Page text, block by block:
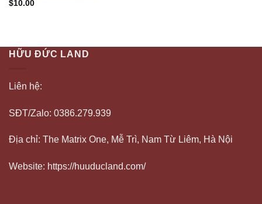
$10.00
HỮU ĐỨC LAND
Liên hệ:
SĐT/Zalo: 0386.279.939
Địa chỉ: The Matrix One, Mễ Trì, Nam Từ Liêm, Hà Nội
Website: https://huuducland.com/